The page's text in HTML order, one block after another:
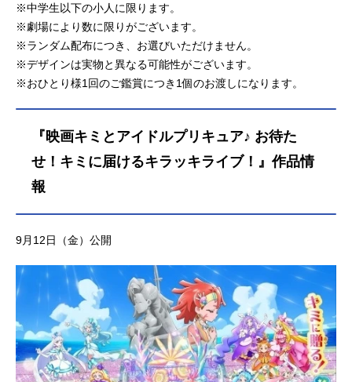
※中学⽣以下の⼩⼈に限ります。
※劇場により数に限りがございます。
※ランダム配布につき、お選びいただけません。
※デザインは実物と異なる可能性がございます。
※おひとり様1回のご鑑賞につき1個のお渡しになります。
『映画キミとアイドルプリキュア♪ お待た
せ！キミに届けるキラッキライブ！』作品情
報
9月12日（金）公開